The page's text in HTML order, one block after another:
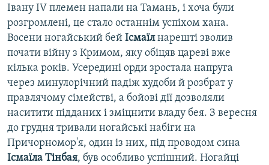
Івану IV племен напали на Тамань, і хоча були
розгромлені, це стало останнім успіхом хана.
Восени ногайський бей Ісмаїлнарешті зволив
почати війну з Кримом, яку обіцяв цареві вже
кілька років. Усередині орди зростала напруга
через минулорічний падіж худоби й розбрат у
правлячому сімействі, а бойові дії дозволяли
наситити підданих і зміцнити владу бея. З вересня
до грудня тривали ногайські набіги на
Причорномор'я, один із них, під проводом сина
Ісмаїла Тінбая, був особливо успішний. Ногайці